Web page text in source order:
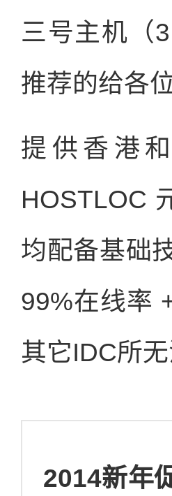
三号主机（
推荐的给各
提供香港
HOSTLOC
均配备基础
99%在线率
其它IDC所无
2014新年